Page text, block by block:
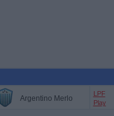
Argentino Merlo
LPF
Play